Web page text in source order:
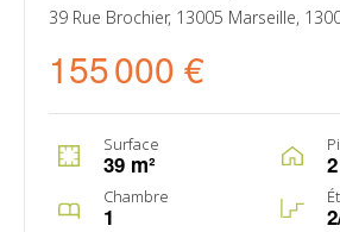
39 Rue Brochier, 13005 Marseille,
155 000 €
Surface
39 m² 2
Chambre
1